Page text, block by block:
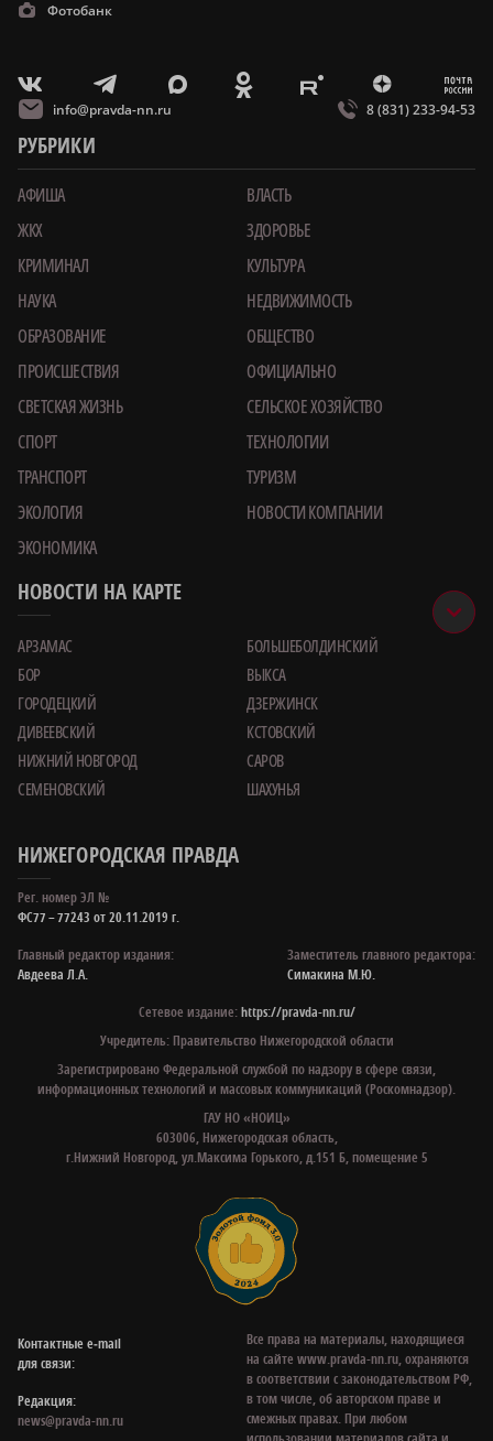
Фотобанк
V T X O E Z m
info@pravda-nn.ru 8 (831) 233-94-53
РУБРИКИ
АФИША
ВЛАСТЬ
ЖКХ
ЗДОРОВЬЕ
КРИМИНАЛ
КУЛЬТУРА
НАУКА
НЕДВИЖИМОСТЬ
ОБРАЗОВАНИЕ
ОБЩЕСТВО
ПРОИСШЕСТВИЯ
ОФИЦИАЛЬНО
СВЕТСКАЯ ЖИЗНЬ
СЕЛЬСКОЕ ХОЗЯЙСТВО
СПОРТ
ТЕХНОЛОГИИ
ТРАНСПОРТ
ТУРИЗМ
ЭКОЛОГИЯ
НОВОСТИ КОМПАНИИ
ЭКОНОМИКА
НОВОСТИ НА КАРТЕ
АРЗАМАС
БОЛЬШЕБОЛДИНСКИЙ
БОР
ВЫКСА
ГОРОДЕЦКИЙ
ДЗЕРЖИНСК
ДИВЕЕВСКИЙ
КСТОВСКИЙ
НИЖНИЙ НОВГОРОД
САРОВ
СЕМЕНОВСКИЙ
ШАХУНЬЯ
НИЖЕГОРОДСКАЯ ПРАВДА
Рег. номер ЭЛ №
ФС77 – 77243 от 20.11.2019 г.
Главный редактор издания:
Авдеева Л.А.
Заместитель главного редактора:
Симакина М.Ю.
Сетевое издание:https://pravda-nn.ru/
Учредитель: Правительство Нижегородской области
Зарегистрировано Федеральной службой по надзору в сфере связи,
информационных технологий и массовых коммуникаций (Роскомнадзор).
ГАУ НО «НОИЦ»
603006, Нижегородская область,
г.Нижний Новгород, ул.Максима Горького, д.151 Б, помещение 5
Контактные e‑mail
для связи:
Редакция:
news@pravda-nn.ru
Все права на материалы, находящиеся
на сайте www.pravda-nn.ru, охраняются
в соответствии с законодательством РФ,
в том числе, об авторском праве и
смежных правах. При любом